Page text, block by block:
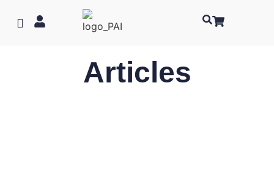
Articles